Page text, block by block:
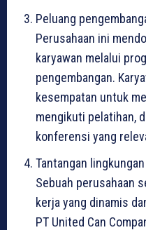
Peluang
Perusahaan ini
karyawan melalui
pengembangan.
kesempatan untuk
mengikuti pelatihan,
konferensi yang
Tantangan
Sebuah perusahaan
kerja yang dinamis
PT United Can